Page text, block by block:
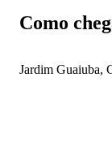
Como
Jardim Guaiuba,